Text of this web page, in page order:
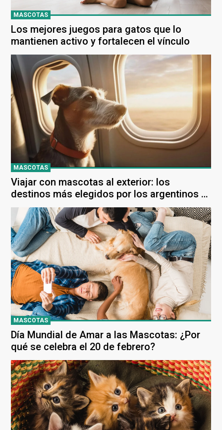
MASCOTAS
Los mejores juegos para gatos que lo
mantienen activo y fortalecen el vínculo
MASCOTAS
Viajar con mascotas al exterior: los
destinos más elegidos por los argentinos y
cuáles son los requisitos
MASCOTAS
Día Mundial de Amar a las Mascotas: ¿Por
qué se celebra el 20 de febrero?